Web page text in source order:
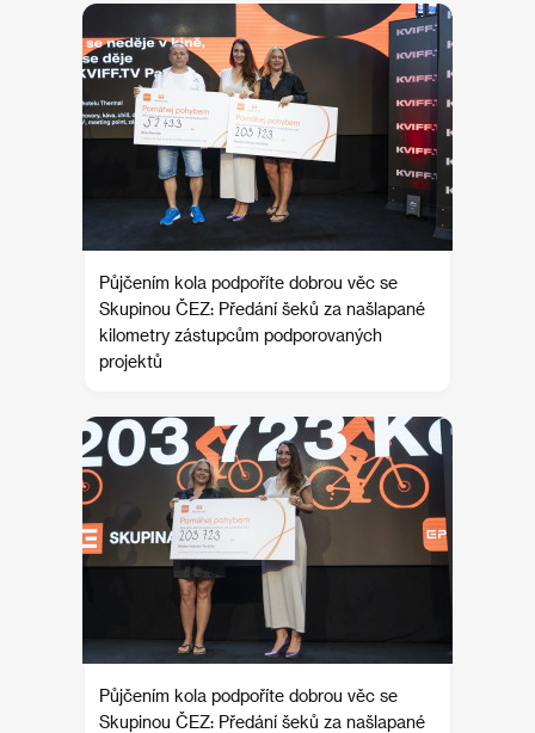
Půjčením kola podpoříte dobrou věc se
Skupinou ČEZ: Předání šeků za našlapané
kilometry zástupcům podporovaných
projektů
Půjčením kola podpoříte dobrou věc se
Skupinou ČEZ: Předání šeků za našlapané